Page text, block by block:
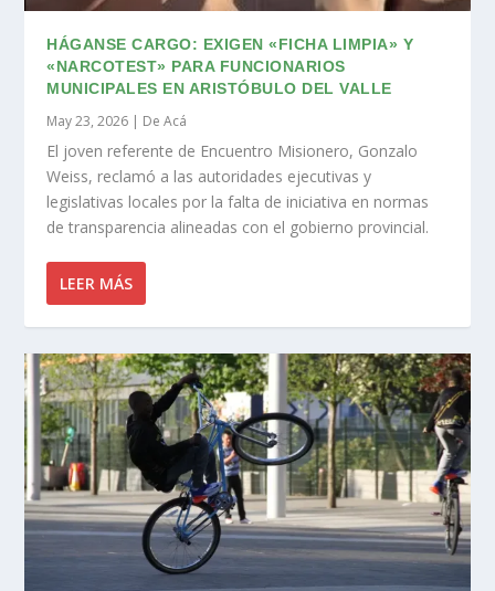
HÁGANSE CARGO: EXIGEN «FICHA LIMPIA» Y
«NARCOTEST» PARA FUNCIONARIOS
MUNICIPALES EN ARISTÓBULO DEL VALLE
May 23, 2026 | De Acá
El joven referente de Encuentro Misionero, Gonzalo
Weiss, reclamó a las autoridades ejecutivas y
legislativas locales por la falta de iniciativa en normas
de transparencia alineadas con el gobierno provincial.
LEER MÁS